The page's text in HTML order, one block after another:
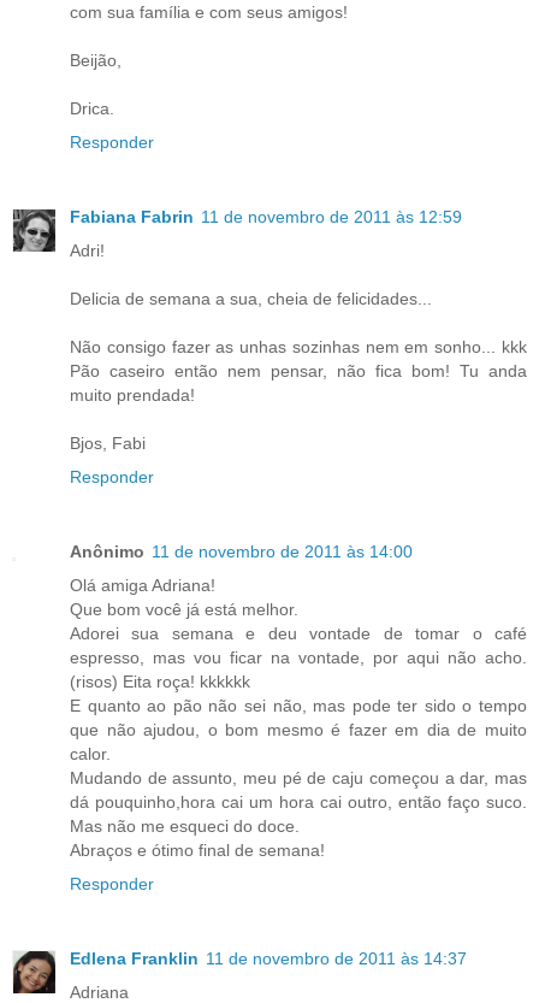
com sua família e com seus amigos!
Beijão,
Drica.
Responder
Fabiana Fabrin 11 de novembro de 2011 às 12:59
Adri!
Delicia de semana a sua, cheia de felicidades...
Não consigo fazer as unhas sozinhas nem em sonho... kkk
Pão caseiro então nem pensar, não fica bom! Tu anda
muito prendada!
Bjos, Fabi
Responder
Anônimo 11 de novembro de 2011 às 14:00
Olá amiga Adriana!
Que bom você já está melhor.
Adorei sua semana e deu vontade de tomar o café
espresso, mas vou ficar na vontade, por aqui não acho.
(risos) Eita roça! kkkkkk
E quanto ao pão não sei não, mas pode ter sido o tempo
que não ajudou, o bom mesmo é fazer em dia de muito
calor.
Mudando de assunto, meu pé de caju começou a dar, mas
dá pouquinho,hora cai um hora cai outro, então faço suco.
Mas não me esqueci do doce.
Abraços e ótimo final de semana!
Responder
Edlena Franklin 11 de novembro de 2011 às 14:37
Adriana